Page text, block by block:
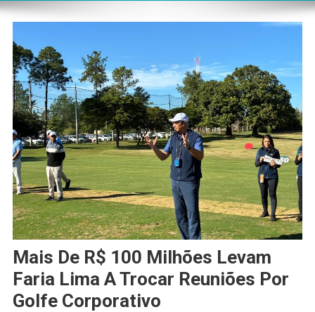
Mais De R$ 100 Milhões Levam
Faria Lima A Trocar Reuniões Por
Golfe Corporativo